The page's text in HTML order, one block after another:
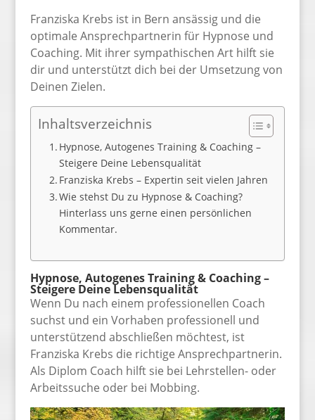
Franziska Krebs ist in Bern ansässig und die
optimale Ansprechpartnerin für Hypnose und
Coaching. Mit ihrer sympathischen Art hilft sie
dir und unterstützt dich bei der Umsetzung von
Deinen Zielen.
Inhaltsverzeichnis
Hypnose, Autogenes Training & Coaching –
Steigere Deine Lebensqualität
Franziska Krebs – Expertin seit vielen Jahren
Wie stehst Du zu Hypnose & Coaching?
Hinterlass uns gerne einen persönlichen
Kommentar.
Hypnose, Autogenes Training & Coaching –
Steigere Deine Lebensqualität
Wenn Du nach einem professionellen Coach
suchst und ein Vorhaben professionell und
unterstützend abschließen möchtest, ist
Franziska Krebs die richtige Ansprechpartnerin.
Als Diplom Coach hilft sie bei Lehrstellen- oder
Arbeitssuche oder bei Mobbing.